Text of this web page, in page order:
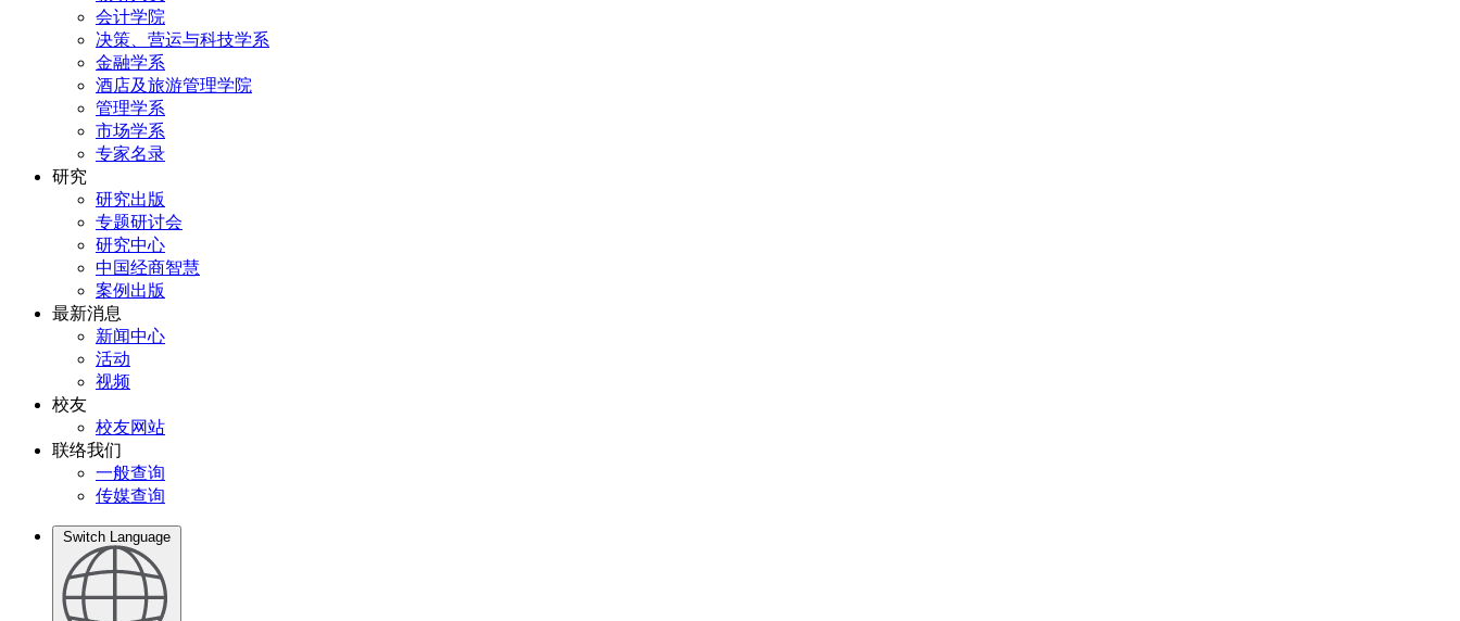
会计学院
决策、营运与科技学系
金融学系
酒店及旅游管理学院
管理学系
市场学系
专家名录
研究
研究出版
专题研讨会
研究中心
中国经商智慧
案例出版
最新消息
新闻中心
活动
视频
校友
校友网站
联络我们
一般查询
传媒查询
Switch Language